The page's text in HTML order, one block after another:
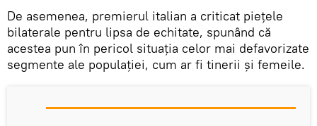
De asemenea, premierul italian a criticat piețele
bilaterale pentru lipsa de echitate, spunând că
acestea pun în pericol situația celor mai defavorizate
segmente ale populației, cum ar fi tinerii și femeile.